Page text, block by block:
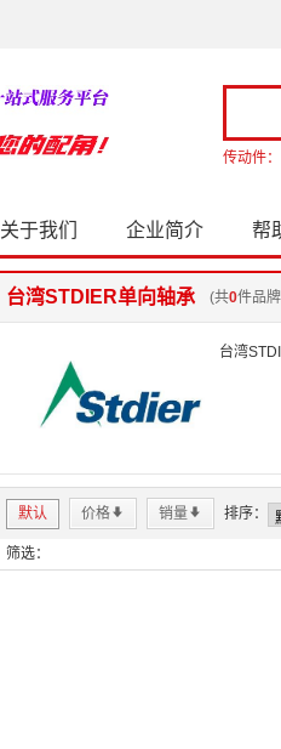
传动件：
关于我们 企业简介 帮
台湾STDIER单向轴承 (共0件品
台湾
默认 价格* 销量* 排序：
筛选：